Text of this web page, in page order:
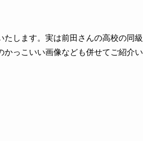
します。実は前田さんの高校の同級
っこいい画像なども併せてご紹介い